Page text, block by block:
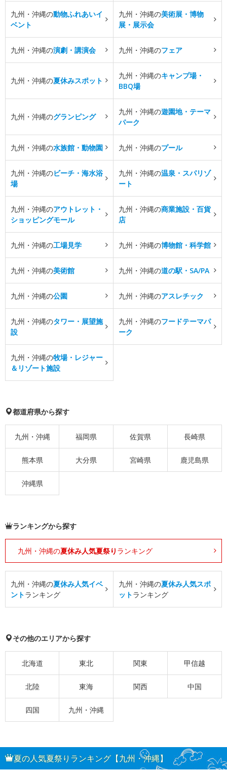
九州・沖縄の動物ふれあいイ
ベント
九州・沖縄の美術展・博物
展・展示会
九州・沖縄の演劇・講演会 九州・沖縄のフェア
九州・沖縄の夏休みスポット
九州・沖縄のキャンプ場・
BBQ場
九州・沖縄のグランピング
九州・沖縄の遊園地・テーマ
パーク
九州・沖縄の水族館・動物園 九州・沖縄のプール
九州・沖縄のビーチ・海水浴
場
九州・沖縄の温泉・スパリゾ
ート
九州・沖縄のアウトレット・
ショッピングモール
九州・沖縄の商業施設・百貨
店
九州・沖縄の工場見学 九州・沖縄の博物館・科学館
九州・沖縄の美術館 九州・沖縄の道の駅・SA/PA
九州・沖縄の公園 九州・沖縄のアスレチック
九州・沖縄のタワー・展望施
設
九州・沖縄のフードテーマパ
ーク
九州・沖縄の牧場・レジャー
＆リゾート施設
都道府県から探す
九州・沖縄 福岡県 佐賀県 長崎県
熊本県 大分県 宮崎県 鹿児島県
沖縄県
ランキングから探す
九州・沖縄の夏休み人気夏祭り ランキング
九州・沖縄の夏休み人気イベ
ントランキング
九州・沖縄の夏休み人気スポ
ットランキング
その他のエリアから探す
北海道 東北 関東 甲信越
北陸 東海 関西 中国
四国 九州・沖縄
夏の人気夏祭りランキング【九州・沖縄】